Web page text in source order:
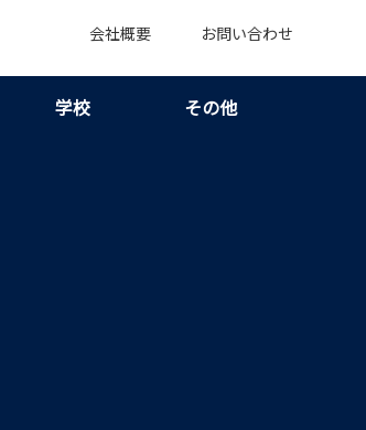
会社概要 お問い合わせ
学校 その他